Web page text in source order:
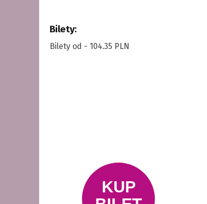
Bilety:
Bilety od - 104.35 PLN